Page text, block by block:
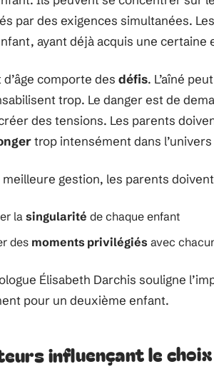
par des exigences simultanées.
ayant déjà acquis une certaine
comporte des défis. L’aîné
trop. Le danger est de
des tensions. Les parents
trop intensément dans
meilleure gestion, les parents
la singularité de chaque enfant
des moments privilégiés avec
Élisabeth Darchis souligne
pour un deuxième enfant.
influençant le choix